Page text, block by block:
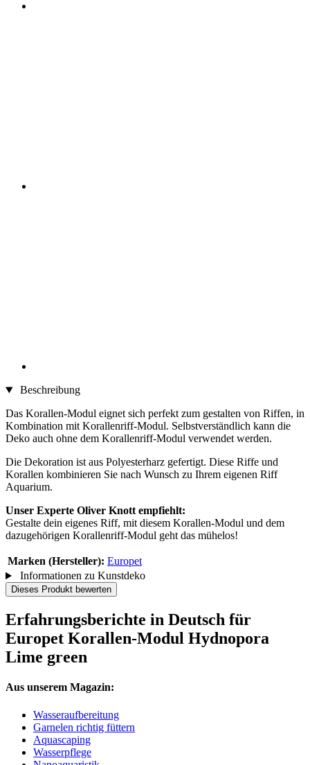
Beschreibung
Das Korallen-Modul eignet sich perfekt zum gestalten von Riffen, in
Kombination mit Korallenriff-Modul. Selbstverständlich kann die
Deko auch ohne dem Korallenriff-Modul verwendet werden.
Die Dekoration ist aus Polyesterharz gefertigt. Diese Riffe und
Korallen kombinieren Sie nach Wunsch zu Ihrem eigenen Riff
Aquarium.
Unser Experte Oliver Knott empfiehlt:
Gestalte dein eigenes Riff, mit diesem Korallen-Modul und dem
dazugehörigen Korallenriff-Modul geht das mühelos!
Marken (Hersteller): Europet
Informationen zu Kunstdeko
Dieses Produkt bewerten
Erfahrungsberichte in Deutsch für
Europet Korallen-Modul Hydnopora
Lime green
Aus unserem Magazin:
Wasseraufbereitung
Garnelen richtig füttern
Aquascaping
Wasserpflege